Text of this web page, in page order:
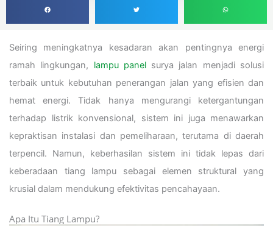
Seiring meningkatnya kesadaran akan pentingnya energi
ramah lingkungan, lampu panelsurya jalan menjadi solusi
terbaik untuk kebutuhan penerangan jalan yang efisien dan
hemat energi. Tidak hanya mengurangi ketergantungan
terhadap listrik konvensional, sistem ini juga menawarkan
kepraktisan instalasi dan pemeliharaan, terutama di daerah
terpencil. Namun, keberhasilan sistem ini tidak lepas dari
keberadaan tiang lampu sebagai elemen struktural yang
krusial dalam mendukung efektivitas pencahayaan.
Apa Itu Tiang Lampu?